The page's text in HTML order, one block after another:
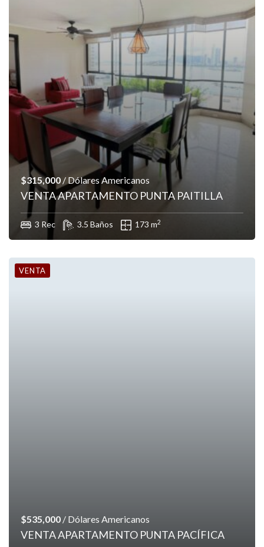
$315,000 / Dólares Americanos
VENTA APARTAMENTO PUNTA PAITILLA
3 Rec 3.5 Baños 173 m2
VENTA
$535,000 / Dólares Americanos
VENTA APARTAMENTO PUNTA PACÍFICA